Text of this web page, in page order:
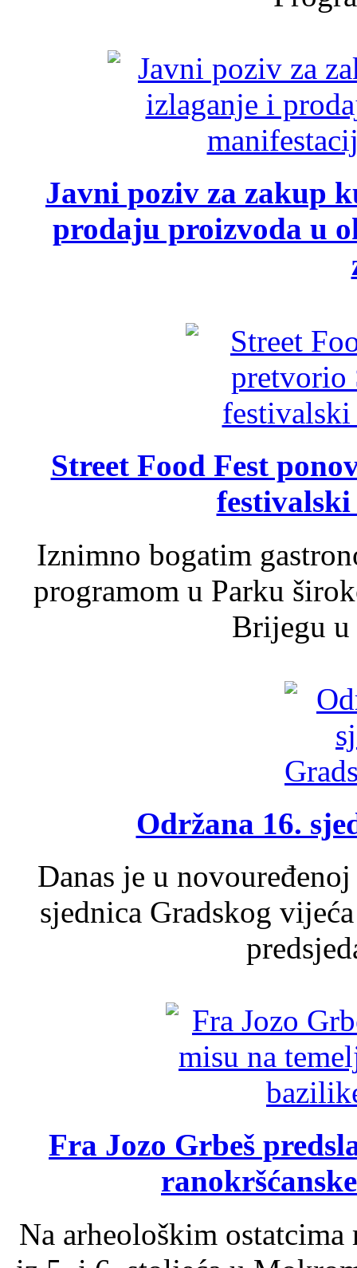
Javni poziv za zakup
prodaju proizvoda u
Street Food Fest
Iznimno bogatim
programom u Parku
Brijegu u
Održana 16.
Danas je u
sjednica Gradskog
Fra Jozo Grbeš
Na arheološkim